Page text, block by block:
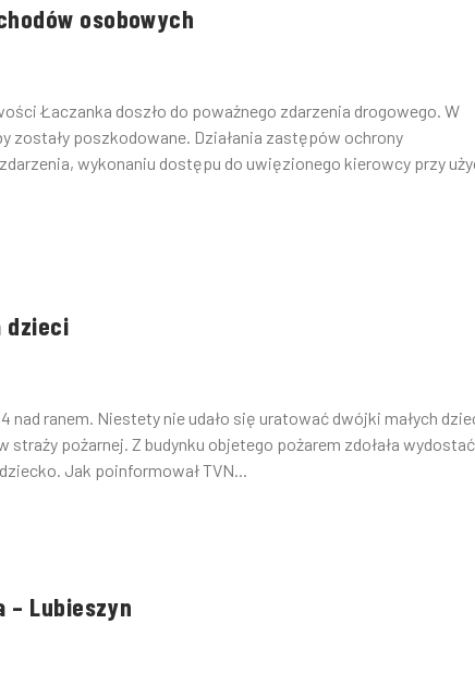
osobowych
Łaczanka doszło do poważnego zdarzenia drogowego. W
zostały poszkodowane. Działania zastępów ochrony
wykonaniu dostępu do uwięzionego kierowcy przy
dzieci
nad ranem. Niestety nie udało się uratować dwójki małych
pożarnej. Z budynku objetego pożarem zdołała
Jak poinformował TVN...
– Lubieszyn